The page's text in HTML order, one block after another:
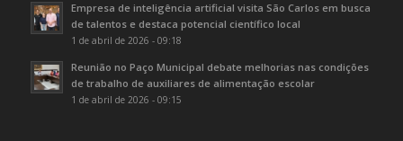
Empresa de inteligência artificial visita São Carlos em busca
de talentos e destaca potencial científico local
1 de abril de 2026 - 09:18
Reunião no Paço Municipal debate melhorias nas condições
de trabalho de auxiliares de alimentação escolar
1 de abril de 2026 - 09:15